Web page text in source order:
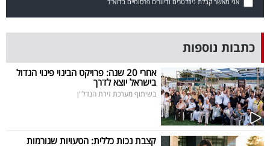
כתבות נוספות
אחרי 20 שנה: פרויקט הבינוי פינוי הגדול
בישראל יוצא לדרך
בשיתוף מערכת זירת הנדל"ן
קצבת נכות כללית: הטעויות שגורמות